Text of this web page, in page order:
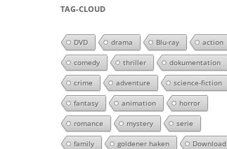
TAG-CLOUD
DVD drama Blu-ray action
comedy thriller dokumentation
crime adventure science-fiction
fantasy animation horror
romance mystery serie
family goldener haken Download